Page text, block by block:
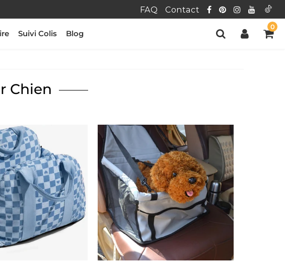
FAQ Contact
Suivi Colis Blog
0
Chien